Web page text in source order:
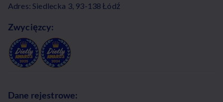
Adres: Siedlecka 3, 93-138 Łódź
Zwycięzcy:
Dane rejestrowe: